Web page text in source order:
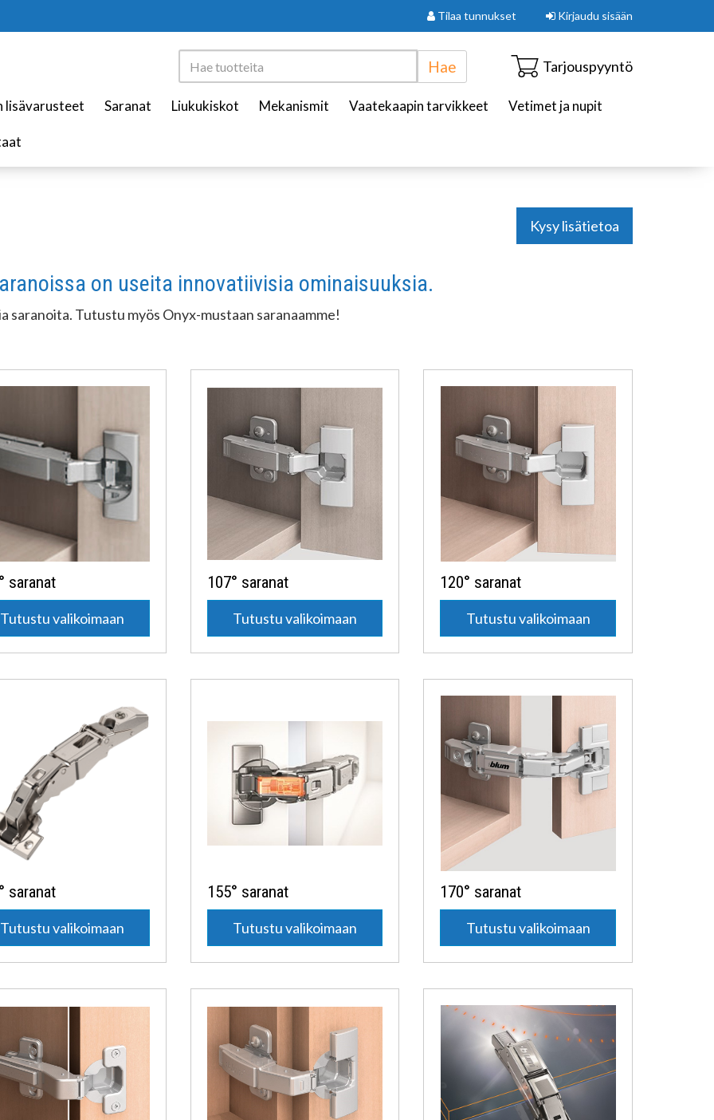
Tilaa tunnukset Kirjaudu sisään
Hae Tarjouspyyntö
lisävarusteet Saranat Liukukiskot Mekanismit Vaatekaapin tarvikkeet Vetimet ja nupit
Kysy lisätietoa
on useita innovatiivisia ominaisuuksia.
saranoita. Tutustu myös Onyx-mustaan saranaamme!
saranat
Tutustu valikoimaan
107° saranat
Tutustu valikoimaan
120° saranat
Tutustu valikoimaan
saranat
Tutustu valikoimaan
155° saranat
Tutustu valikoimaan
170° saranat
Tutustu valikoimaan